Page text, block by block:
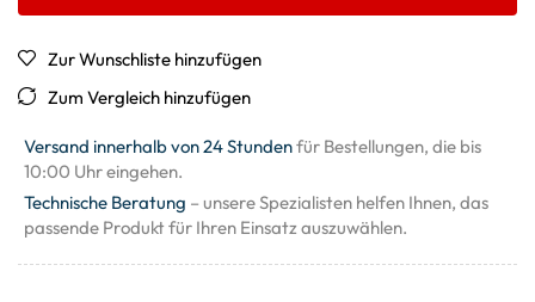
Zur Wunschliste hinzufügen
Zum Vergleich hinzufügen
Versand innerhalb von 24 Stundenfür Bestellungen, die bis
10:00 Uhr eingehen.
Technische Beratung – unsere Spezialisten helfen Ihnen, das
passende Produkt für Ihren Einsatz auszuwählen.